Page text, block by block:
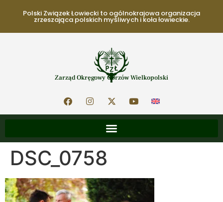
Polski Związek Łowiecki to ogólnokrajowa organizacja
zrzeszająca polskich myśliwych i koła łowieckie.
Zarząd Okręgowy Gorzów Wielkopolski
DSC_0758